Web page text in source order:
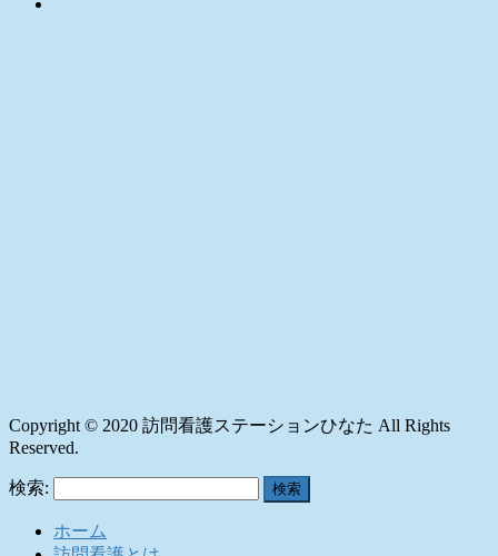
Copyright © 2020 訪問看護ステーションひなた All Rights
Reserved.
検索:
ホーム